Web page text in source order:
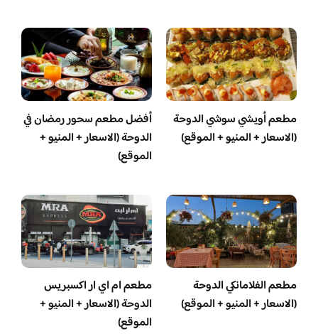
مطعم أويشي سوشي الدوحة
(الاسعار + المنيو + الموقع)
أفضل مطعم سحور رمضان في
الدوحة (الاسعار + المنيو +
الموقع)
مطعم الفلامانكي الدوحة
(الاسعار + المنيو + الموقع)
مطعم ام اي ار اكسبريس
الدوحة (الاسعار + المنيو +
الموقع)